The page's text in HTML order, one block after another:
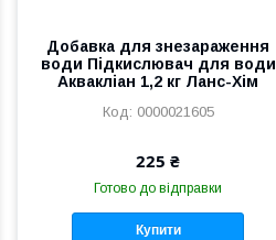
Добавка для знезараження
води Підкислювач для води
Аквакліан 1,2 кг Ланс-Хім
0000021605
225 ₴
Готово до відправки
Купити